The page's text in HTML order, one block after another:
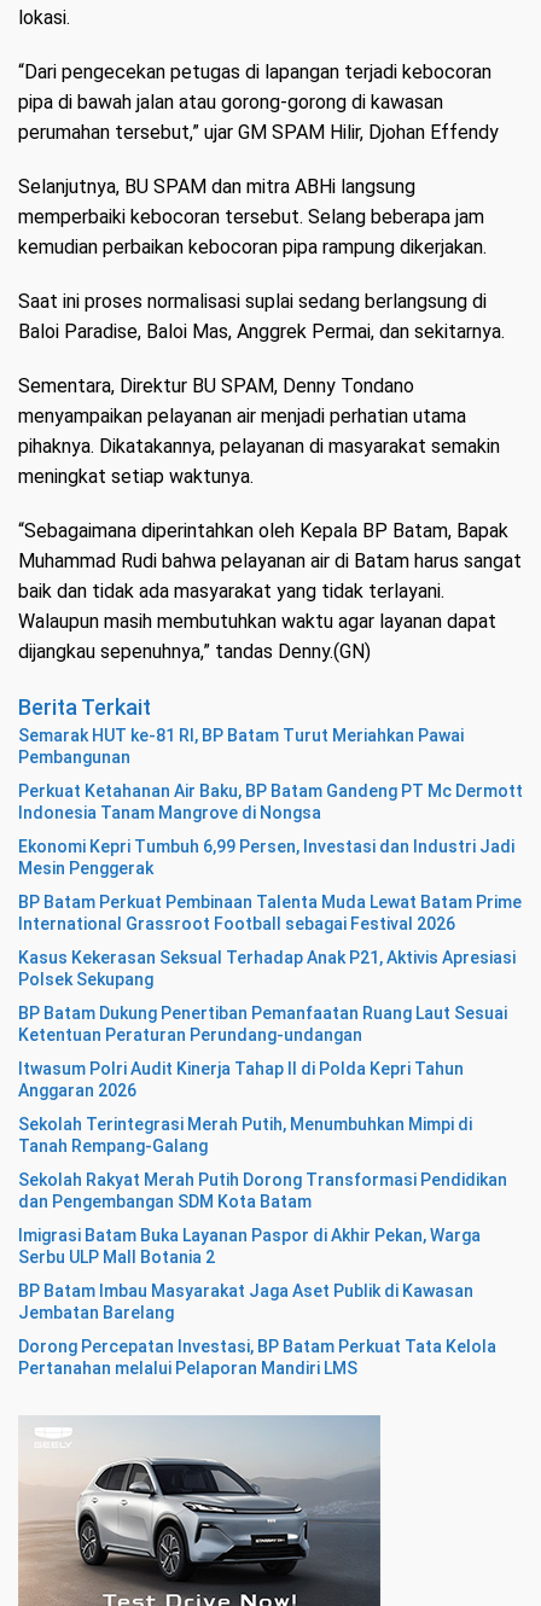
lokasi.
“Dari pengecekan petugas di lapangan terjadi kebocoran
pipa di bawah jalan atau gorong-gorong di kawasan
perumahan tersebut,” ujar GM SPAM Hilir, Djohan Effendy
Selanjutnya, BU SPAM dan mitra ABHi langsung
memperbaiki kebocoran tersebut. Selang beberapa jam
kemudian perbaikan kebocoran pipa rampung dikerjakan.
Saat ini proses normalisasi suplai sedang berlangsung di
Baloi Paradise, Baloi Mas, Anggrek Permai, dan sekitarnya.
Sementara, Direktur BU SPAM, Denny Tondano
menyampaikan pelayanan air menjadi perhatian utama
pihaknya. Dikatakannya, pelayanan di masyarakat semakin
meningkat setiap waktunya.
“Sebagaimana diperintahkan oleh Kepala BP Batam, Bapak
Muhammad Rudi bahwa pelayanan air di Batam harus sangat
baik dan tidak ada masyarakat yang tidak terlayani.
Walaupun masih membutuhkan waktu agar layanan dapat
dijangkau sepenuhnya,” tandas Denny.(GN)
Berita Terkait
Semarak HUT ke-81 RI, BP Batam Turut Meriahkan Pawai
Pembangunan
Perkuat Ketahanan Air Baku, BP Batam Gandeng PT Mc Dermott
Indonesia Tanam Mangrove di Nongsa
Ekonomi Kepri Tumbuh 6,99 Persen, Investasi dan Industri Jadi
Mesin Penggerak
BP Batam Perkuat Pembinaan Talenta Muda Lewat Batam Prime
International Grassroot Football sebagai Festival 2026
Kasus Kekerasan Seksual Terhadap Anak P21, Aktivis Apresiasi
Polsek Sekupang
BP Batam Dukung Penertiban Pemanfaatan Ruang Laut Sesuai
Ketentuan Peraturan Perundang-undangan
Itwasum Polri Audit Kinerja Tahap II di Polda Kepri Tahun
Anggaran 2026
Sekolah Terintegrasi Merah Putih, Menumbuhkan Mimpi di
Tanah Rempang-Galang
Sekolah Rakyat Merah Putih Dorong Transformasi Pendidikan
dan Pengembangan SDM Kota Batam
Imigrasi Batam Buka Layanan Paspor di Akhir Pekan, Warga
Serbu ULP Mall Botania 2
BP Batam Imbau Masyarakat Jaga Aset Publik di Kawasan
Jembatan Barelang
Dorong Percepatan Investasi, BP Batam Perkuat Tata Kelola
Pertanahan melalui Pelaporan Mandiri LMS